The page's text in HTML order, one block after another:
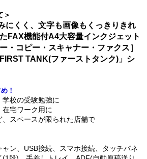
＞
にくく、文字も画像もくっきりきれ
FAX機能付A4大容量インクジェット
・コピー・スキャナー・ファクス］
TANK(ファーストタンク)」シ
！
学校の受験勉強に
在宅ワーク用に
、スペースが限られた店舗で
ン、USB接続、スマホ接続、タッチパネ